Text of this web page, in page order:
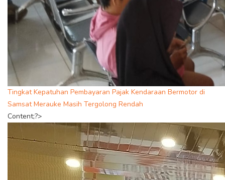
Tingkat Kepatuhan Pembayaran Pajak Kendaraan Bermotor di
Samsat Merauke Masih Tergolong Rendah
Content;?>